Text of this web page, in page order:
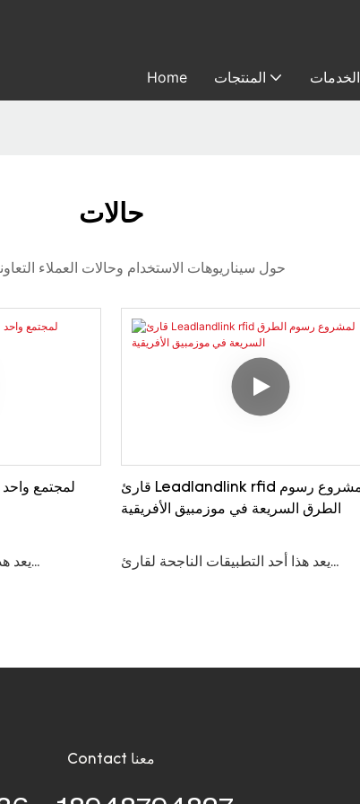
Home المنتجات الخدمات
حالات
حول سيناريوهات الاستخدام وحالات العملاء
يعد
قارئ Leadlandlink rfid لمشروع رسوم
الطرق السريعة في موزمبيق الأفريقية
يعد هذا أحد التطبيقات الناجحة لقارئ
Contact معنا